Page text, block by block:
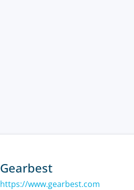
Gearbest
https://www.gearbest.com